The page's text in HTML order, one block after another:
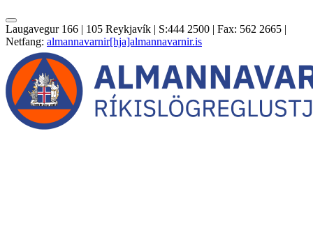
Laugavegur 166 | 105 Reykjavík | S:444 2500 | Fax: 562 2665 |
Netfang: almannavarnir[hja]almannavarnir.is